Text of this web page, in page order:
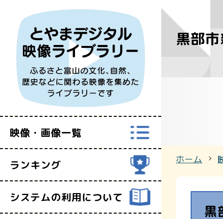
映像・画像一覧
すべての映
富山県映
ランキング
システムの利用について
黒部
ホーム
黒